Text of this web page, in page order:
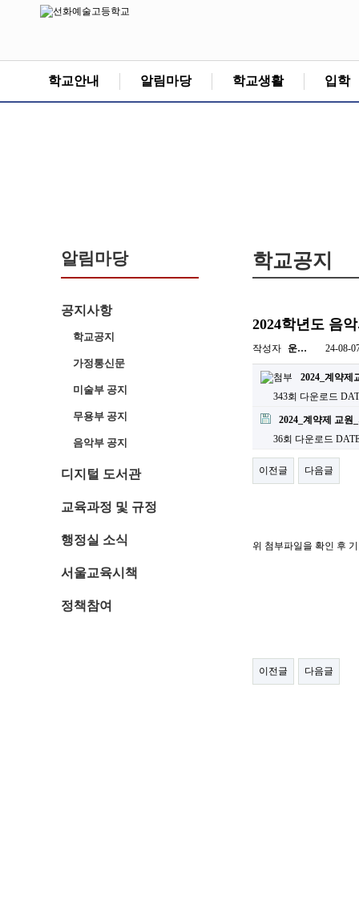
학교안내 알림마당 학교생활 입학
알림마당
공지사항
학교공지
가정통신문
미술부 공지
무용부 공지
음악부 공지
디지털 도서관
교육과정 및 규정
행정실 소식
서울교육시책
정책참여
학교공지
2024학년도 음
작성자 운… 24-08-
2024_계약제
343회 다운로드
2024_계약제 교원
36회 다운로드
이전글 다음글
위 첨부파일을 확인 후
이전글 다음글